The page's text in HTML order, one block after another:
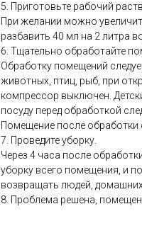
5. Приготовьте рабочий
При желании можно
разбавить 40 мл на 2 литра
6. Тщательно обработайте
Обработку помещений
животных, птиц, рыб, при
компрессор выключен.
посуду перед обработкой
Помещение после обработки
7. Проведите уборку.
Через 4 часа после
уборку всего помещения, и
возвращать людей,
8. Проблема решена,